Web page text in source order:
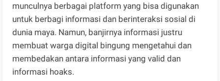
munculnya berbagai platform yang bisa digunakan
untuk berbagi informasi dan berinteraksi sosial di
dunia maya. Namun, banjirnya informasi justru
membuat warga digital bingung mengetahui dan
membedakan antara informasi yang valid dan
informasi hoaks.